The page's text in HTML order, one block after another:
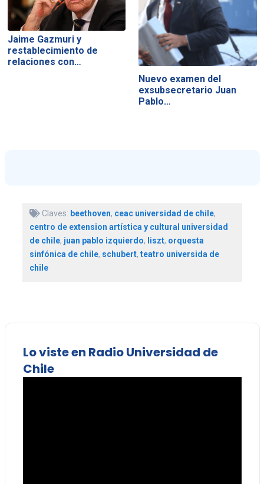
Jaime Gazmuri y
restablecimiento de
relaciones con…
Nuevo examen del
exsubsecretario Juan
Pablo…
Claves: beethoven, ceac universidad de chile,
centro de extension artística y cultural universidad
de chile, juan pablo izquierdo, liszt, orquesta
sinfónica de chile, schubert, teatro universida de
chile
Lo viste en Radio Universidad de
Chile